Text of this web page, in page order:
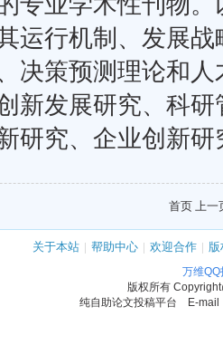
运行机制、发展
决策预测理论和
新发展研究、科
研究、企业创新
首页 上一
关于本站 | 帮助中心 | 欢迎合作 |
万维
版权所有
纯自助论文投稿平台 E-mail